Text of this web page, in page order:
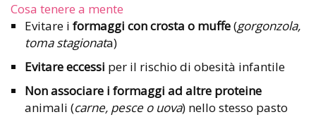
Cosa tenere a mente
Evitare i formaggi con crosta o muffe(gorgonzola,
toma stagionata)
Evitare eccessi per il rischio di obesità infantile
Non associare i formaggi ad altre proteine
animali (carne, pesce o uova) nello stesso pasto